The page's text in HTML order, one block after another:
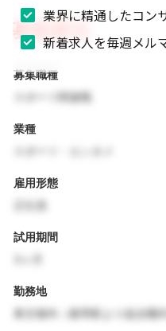
募集要項
募集職種
スポーツ関連職
業種
雇用形態
試用期間
勤務地
東京都内（最寄駅より徒歩圏内
業界に精通したコン
新着求人を毎週メル